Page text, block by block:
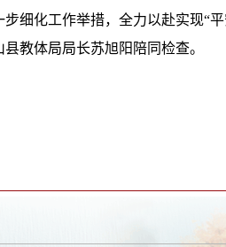
细化工作举措，全力以赴实现“
教体局局长苏旭阳陪同检查。